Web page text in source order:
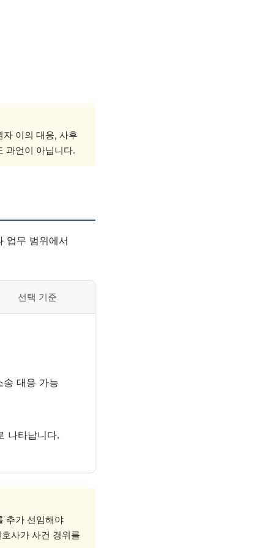
이의 대응, 사후
과언이 아닙니다.
업무 범위에서
선택 기준
송 대응 가능
나타납니다.
추가 선임해야
사가 사건 경위를